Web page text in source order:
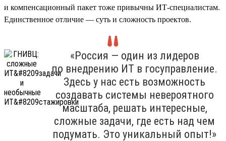
и компенсационный пакет тоже привычны ИТ-специалистам.
Единственное отличие — суть и сложность проектов.
«Россия — один из лидеров
по внедрению ИТ в госуправление.
Здесь у нас есть возможность
создавать системы невероятного
масштаба, решать интересные,
сложные задачи, где есть над чем
подумать. Это уникальный опыт!»